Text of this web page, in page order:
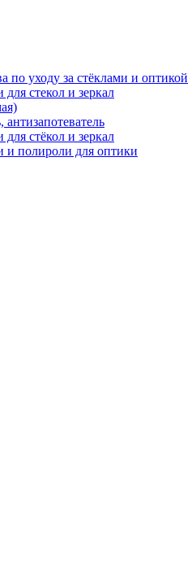
по уходу за стёклами и оптикой
стекол и зеркал
стёкол и зеркал
и полироли для оптики